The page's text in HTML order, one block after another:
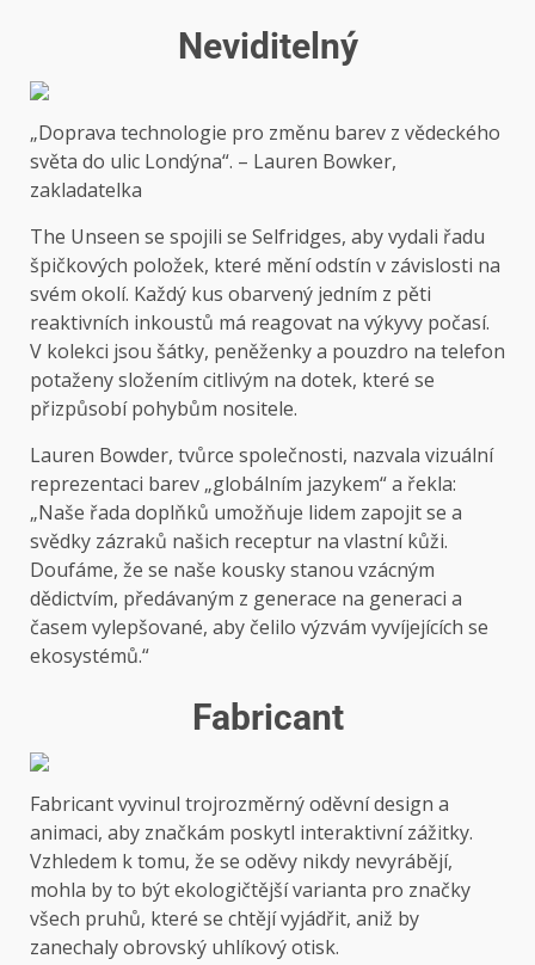
Neviditelný
„Doprava technologie pro změnu barev z vědeckého
světa do ulic Londýna“. – Lauren Bowker,
zakladatelka
The Unseen se spojili se Selfridges, aby vydali řadu
špičkových položek, které mění odstín v závislosti na
svém okolí. Každý kus obarvený jedním z pěti
reaktivních inkoustů má reagovat na výkyvy počasí.
V kolekci jsou šátky, peněženky a pouzdro na telefon
potaženy složením citlivým na dotek, které se
přizpůsobí pohybům nositele.
Lauren Bowder, tvůrce společnosti, nazvala vizuální
reprezentaci barev „globálním jazykem“ a řekla:
„Naše řada doplňků umožňuje lidem zapojit se a
svědky zázraků našich receptur na vlastní kůži.
Doufáme, že se naše kousky stanou vzácným
dědictvím, předávaným z generace na generaci a
časem vylepšované, aby čelilo výzvám vyvíjejících se
ekosystémů.“
Fabricant
Fabricant vyvinul trojrozměrný oděvní design a
animaci, aby značkám poskytl interaktivní zážitky.
Vzhledem k tomu, že se oděvy nikdy nevyrábějí,
mohla by to být ekologičtější varianta pro značky
všech pruhů, které se chtějí vyjádřit, aniž by
zanechaly obrovský uhlíkový otisk.